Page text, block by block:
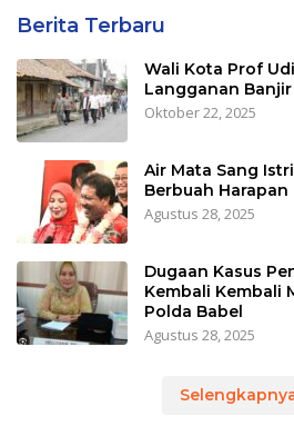
Berita Terbaru
Wali Kota Prof
Langganan
Oktober 22, 2025
Air Mata Sang
Berbuah Harapan
Agustus 28, 2025
Dugaan Kasus
Kembali Kembali
Polda Babel
Agustus 28, 2025